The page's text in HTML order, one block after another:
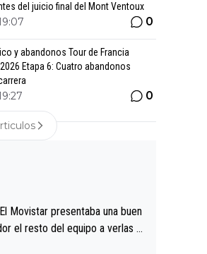
del juicio final del Mont Ventoux
0
y abandonos Tour de Francia
Etapa 6: Cuatro abandonos
0
Movistar presentaba una buen
el resto del equipo a verlas v